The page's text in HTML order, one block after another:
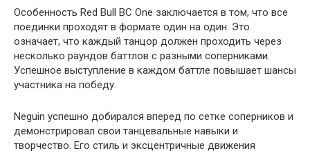
Особенность Red Bull BC One заключается в том, что все
поединки проходят в формате один на один. Это
означает, что каждый танцор должен проходить через
несколько раундов баттлов с разными соперниками.
Успешное выступление в каждом баттле повышает шансы
участника на победу.
Neguin успешно добирался вперед по сетке соперников и
демонстрировал свои танцевальные навыки и
творчество. Его стиль и эксцентричные движения